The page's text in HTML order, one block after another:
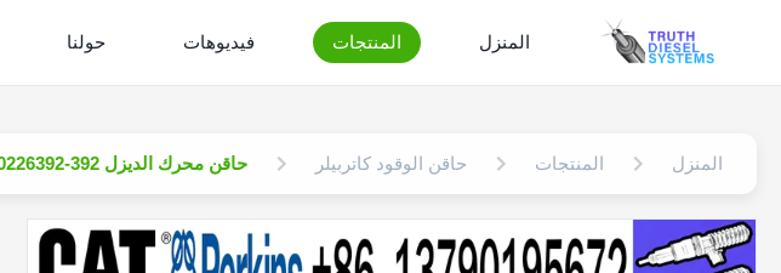
المنزل المنتجات فيديوهات حولنا
المنزل المنتجات حاقن الوقود كاتربيلر حاقن محرك الديزل 392-0226392-6214 20R-1262192-2817 لشركة كاتربيلر 5130/5230 السكك الحديدية المشتركة